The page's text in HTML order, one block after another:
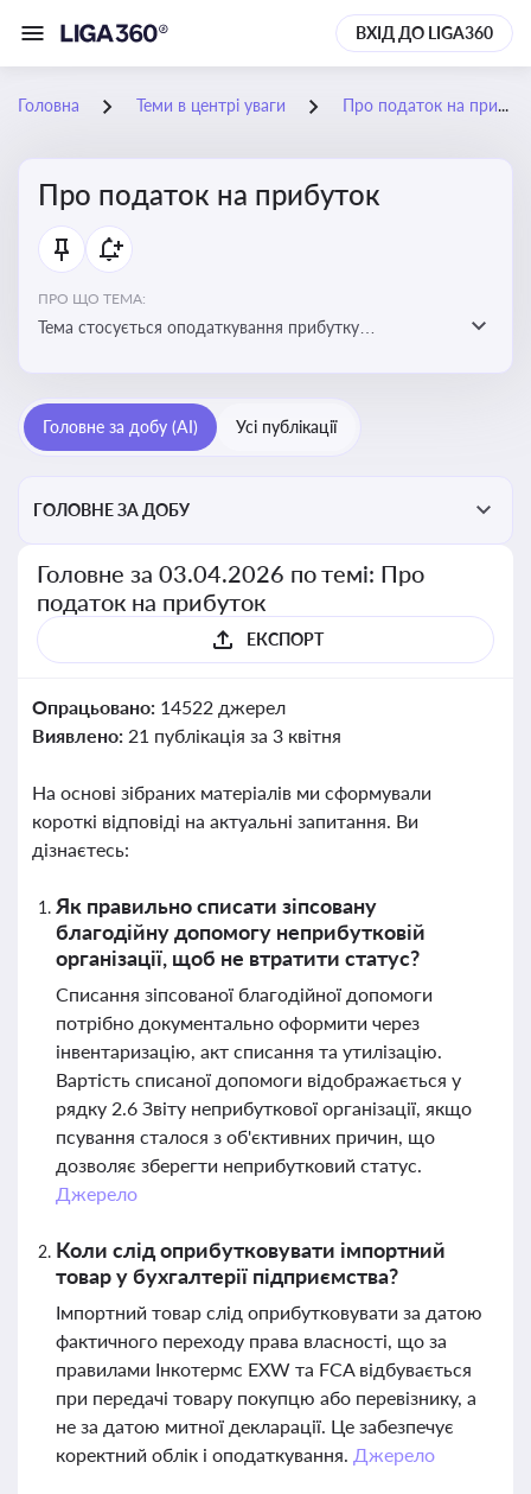
ВХІД ДО LIGA360
Головна Теми в центрі уваги Про податок на прибуток
Про податок на прибуток
ПРО ЩО ТЕМА:
Тема стосується оподаткування прибутку
звітність для бізнесу, бухгалтерів і юристів
Головне за добу (AI) Усі публікації
ГОЛОВНЕ ЗА ДОБУ
Головне за 03.04.2026 по темі: Про
податок на прибуток
ЕКСПОРТ
Опрацьовано: 14522 джерел
Виявлено: 21 публікація за 3 квітня
На основі зібраних матеріалів ми сформували
короткі відповіді на актуальні запитання. Ви
дізнаєтесь:
Як правильно списати зіпсовану
благодійну допомогу неприбутковій
організації, щоб не втратити статус?
Списання зіпсованої благодійної допомоги
потрібно документально оформити через
інвентаризацію, акт списання та утилізацію.
Вартість списаної допомоги відображається у
рядку 2.6 Звіту неприбуткової організації, якщо
псування сталося з об'єктивних причин, що
дозволяє зберегти неприбутковий статус.
Джерело
Коли слід оприбутковувати імпортний
товар у бухгалтерії підприємства?
Імпортний товар слід оприбутковувати за датою
фактичного переходу права власності, що за
правилами Інкотермс EXW та FCA відбувається
при передачі товару покупцю або перевізнику, а
не за датою митної декларації. Це забезпечує
коректний облік і оподаткування. Джерело